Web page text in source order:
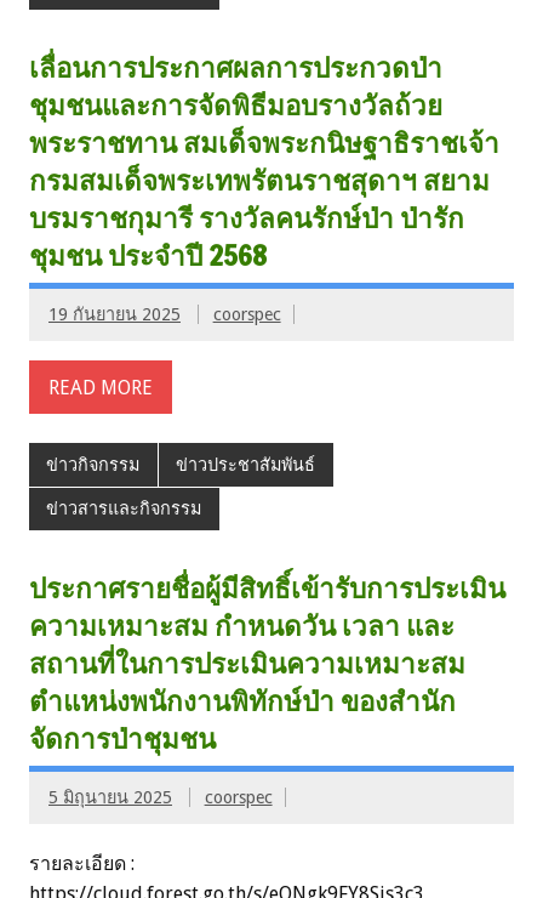
เลื่อนการประกาศผลการประกวดป่า
ชุมชนและการจัดพิธีมอบรางวัลถ้วย
พระราชทาน สมเด็จพระกนิษฐาธิราชเจ้า
กรมสมเด็จพระเทพรัตนราชสุดาฯ สยาม
บรมราชกุมารี รางวัลคนรักษ์ป่า ป่ารัก
ชุมชน ประจำปี 2568
19 กันยายน 2025 coorspec
READ MORE
ข่าวกิจกรรม ข่าวประชาสัมพันธ์
ข่าวสารและกิจกรรม
ประกาศรายชื่อผู้มีสิทธิ์เข้ารับการประเมิน
ความเหมาะสม กำหนดวัน เวลา และ
สถานที่ในการประเมินความเหมาะสม
ตำแหน่งพนักงานพิทักษ์ป่า ของสำนัก
จัดการป่าชุมชน
5 มิถุนายน 2025 coorspec
รายละเอียด :